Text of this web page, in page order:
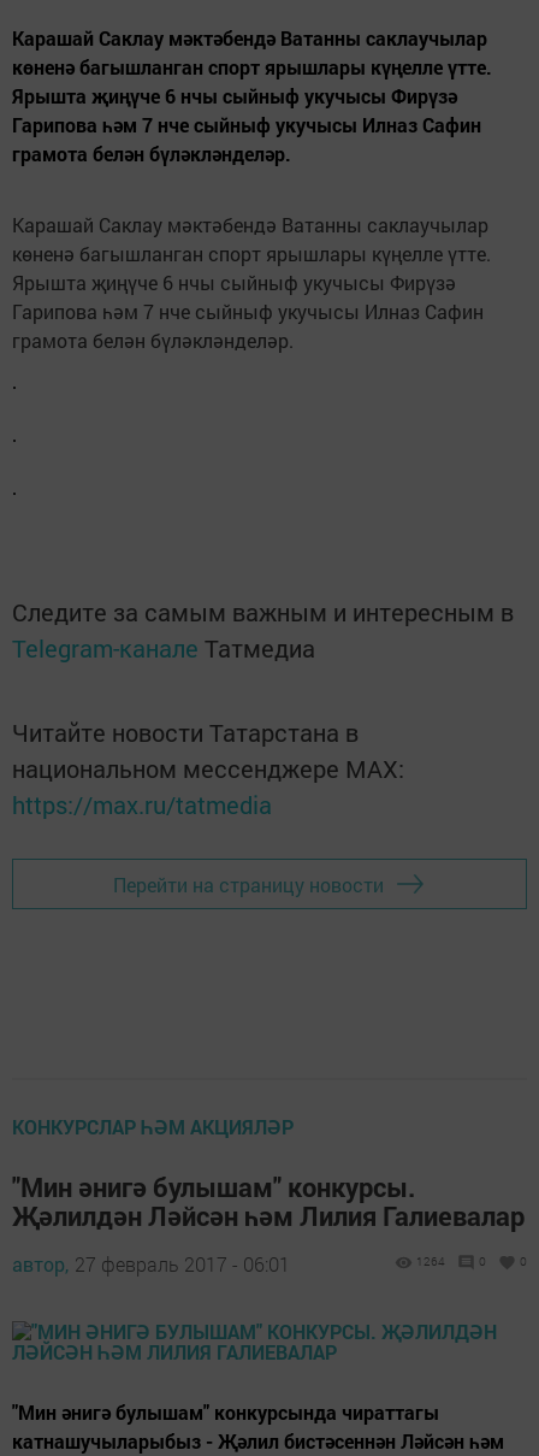
Карашай Саклау мәктәбендә Ватанны саклаучылар
көненә багышланган спорт ярышлары күңелле үтте.
Ярышта җиңүче 6 нчы сыйныф укучысы Фирүзә
Гарипова һәм 7 нче сыйныф укучысы Илназ Сафин
грамота белән бүләкләнделәр.
Карашай Саклау мәктәбендә Ватанны саклаучылар
көненә багышланган спорт ярышлары күңелле үтте.
Ярышта җиңүче 6 нчы сыйныф укучысы Фирүзә
Гарипова һәм 7 нче сыйныф укучысы Илназ Сафин
грамота белән бүләкләнделәр.
Следите за самым важным и интересным в
Telegram-канале Татмедиа
Читайте новости Татарстана в
национальном мессенджере MАХ:
https://max.ru/tatmedia
Перейти на страницу новости
КОНКУРСЛАР ҺӘМ АКЦИЯЛӘР
"Мин әнигә булышам" конкурсы.
Җәлилдән Ләйсән һәм Лилия Галиевалар
автор, 27 февраль 2017 - 06:01 1264 0 0
"Мин әнигә булышам" конкурсында чираттагы
катнашучыларыбыз - Җәлил бистәсеннән Ләйсән һәм